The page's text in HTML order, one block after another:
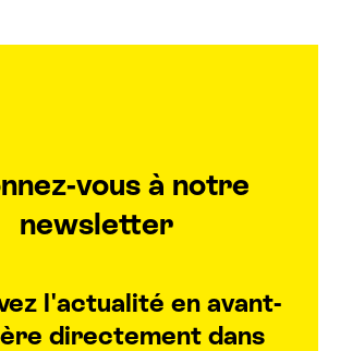
vous à notre
newsletter
l'actualité en avant-
directement dans